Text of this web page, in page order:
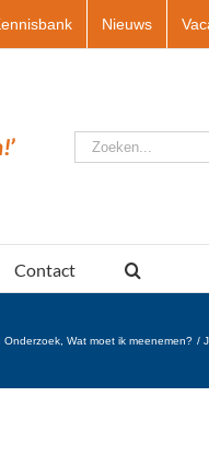
Nieuws
Zoeken
naar:
Contact
Onderzoek, Wat moet ik meenemen?